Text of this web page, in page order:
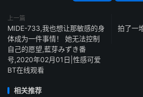
上一篇
MIDE-733,我也想让那敏感的身
体成为一件事情！ 她无法控制
自己的愿望,藍芽みずき番
号,2020年02月01日|性感可爱
BT在线观看
拍了一
相关推荐